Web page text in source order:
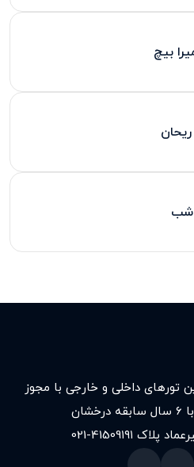
بیچ
تورهای داخلی و خارجی با مجوز
پلاک ۱۹۱
021-41509